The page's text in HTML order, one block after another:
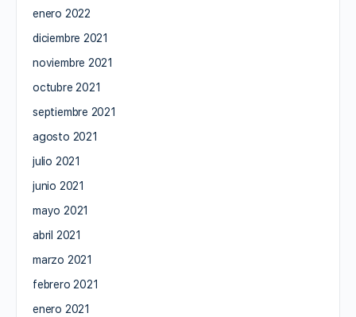
enero 2022
diciembre 2021
noviembre 2021
octubre 2021
septiembre 2021
agosto 2021
julio 2021
junio 2021
mayo 2021
abril 2021
marzo 2021
febrero 2021
enero 2021